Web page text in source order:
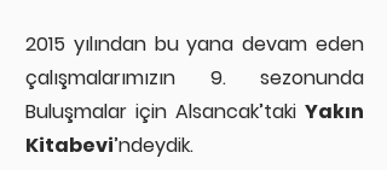
2015 yılından bu yana devam eden
çalışmalarımızın 9. sezonunda
Buluşmalar için Alsancak’taki Yakın
Kitabevi’ndeydik.